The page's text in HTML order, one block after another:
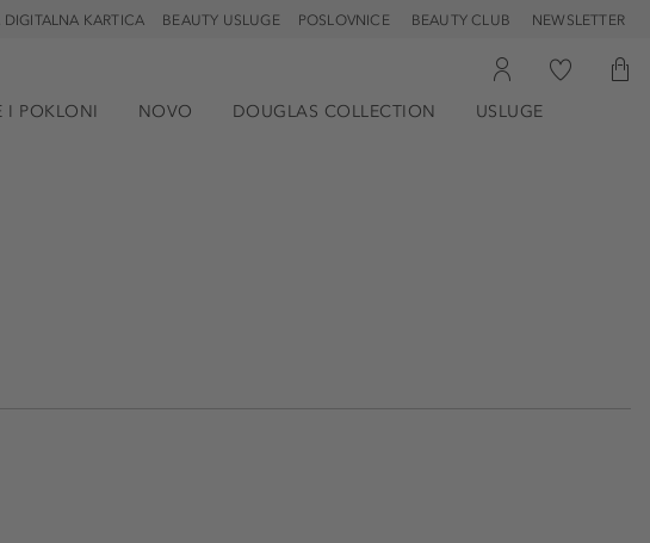
POSLOVNICE BEAUTY CLUB NEWSLETTER
BEAUTY USLUGE
KARTICA
I POKLONI NOVO DOUGLAS COLLECTION USLUGE